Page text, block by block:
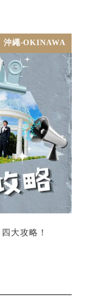
沖繩-OKINAWA
大攻略！